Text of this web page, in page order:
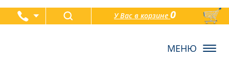
У Вас в корзине0
товаров